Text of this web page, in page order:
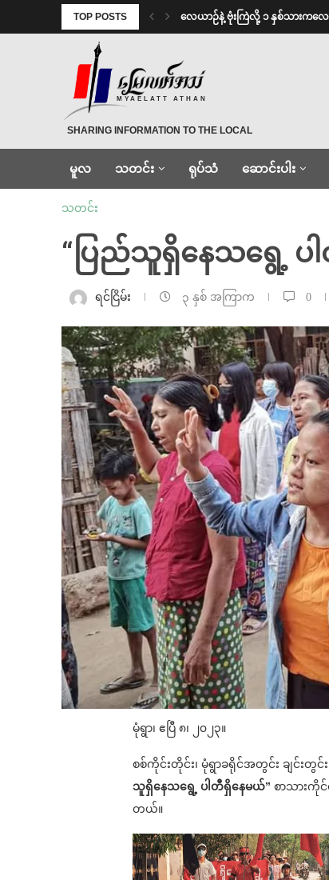
TOP POSTS လေယာဉ်နဲ့ ဗုံးကြဲလို့ ၁ နှစ်သားကလ
MYAELATT ATHAN
SHARING INFORMATION TO THE LOCAL
မူလ သတင်း ရုပ်သံ ဆောင်းပါး
သတင်း
“ပြည်သူရှိနေသရွေ့ ပ
ရင်ငြိမ်း ၃ နှစ် အကြာက 0
မုံရွာ၊ ဧပြီ ၈၊ ၂၀၂၃။
စစ်ကိုင်းတိုင်း၊ မုံရွာခရိုင်အတွင်း ချင်းတွင်
သူရှိနေသရွေ့ ပါတီရှိနေမယ်” စာသားကို
တယ်။